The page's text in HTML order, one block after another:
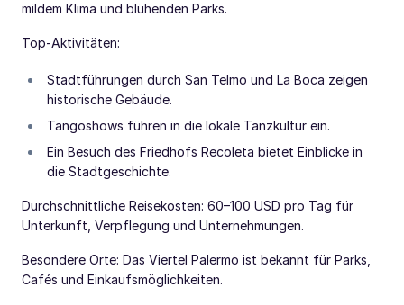
mildem Klima und blühenden Parks.
Top-Aktivitäten:
Stadtführungen durch San Telmo und La Boca zeigen
historische Gebäude.
Tangoshows führen in die lokale Tanzkultur ein.
Ein Besuch des Friedhofs Recoleta bietet Einblicke in
die Stadtgeschichte.
Durchschnittliche Reisekosten: 60–100 USD pro Tag für
Unterkunft, Verpflegung und Unternehmungen.
Besondere Orte: Das Viertel Palermo ist bekannt für Parks,
Cafés und Einkaufsmöglichkeiten.